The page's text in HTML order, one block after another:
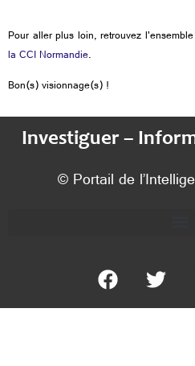
Pour aller plus loin, retrouvez
la CCI Normandie.
Bon(s) visionnage(s) !
Investiguer –
© Portail de